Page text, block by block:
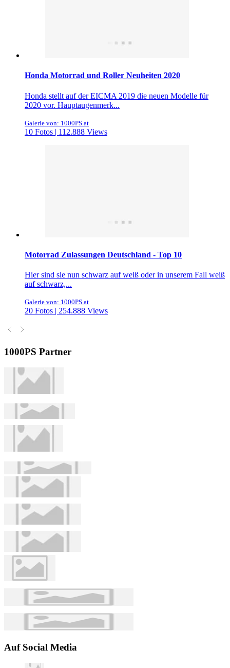
Honda Motorrad und Roller Neuheiten 2020
Honda stellt auf der EICMA 2019 die neuen Modelle für
2020 vor. Hauptaugenmerk...
Galerie von: 1000PS.at
10 Fotos | 112.888 Views
Motorrad Zulassungen Deutschland - Top 10
Hier sind sie nun schwarz auf weiß oder in unserem Fall weiß
auf schwarz,...
Galerie von: 1000PS.at
20 Fotos | 254.888 Views
1000PS Partner
Auf Social Media